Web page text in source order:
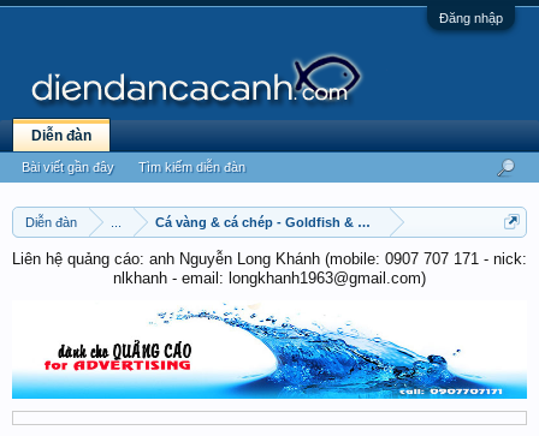
Đăng nhập
Diễn đàn Cá vàng & cá chép - Goldfish & Koi
Liên hệ quảng cáo: anh Nguyễn Long Khánh (mobile: 0907 707 171 - nick:
nlkhanh - email: longkhanh1963@gmail.com)
Diễn đàn
Bài viết gần đây Tìm kiếm diễn đàn